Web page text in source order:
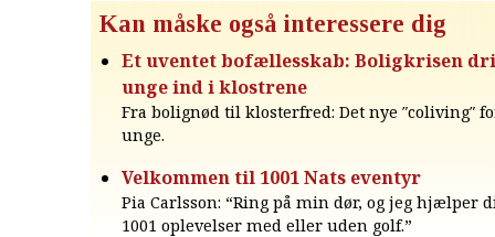
Kan måske også interessere dig
Et uventet bofællesskab: Boligkrisen
unge ind i klostrene
Fra bolignød til klosterfred: Det nye ″coliving″
unge.
Velkommen til 1001 Nats eventyr
Pia Carlsson: “Ring på min dør, og jeg hjælper
1001 oplevelser med eller uden golf.”